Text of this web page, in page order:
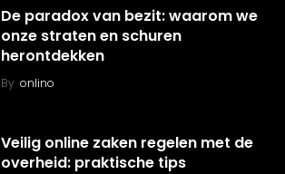
De paradox van bezit: waarom we
onze straten en schuren
herontdekken
By onlino
Veilig online zaken regelen met de
overheid: praktische tips